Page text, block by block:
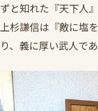
ずと知れた『天下人』
上杉謙信は『敵に塩
り、義に厚い武人で